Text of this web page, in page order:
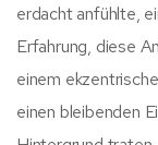
erdacht anfühlte,
Erfahrung, diese
einem
einen bleibenden